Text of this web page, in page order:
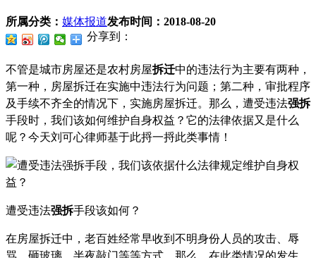
所属分类： 媒体报道发布时间： 2018-08-20
分享到：
不管是城市房屋还是农村房屋拆迁中的违法行为主要有两种，
第一种，房屋拆迁在实施中违法行为问题；第二种，审批程序
及手续不齐全的情况下，实施房屋拆迁。那么，遭受违法强拆
手段时，我们该如何维护自身权益？它的法律依据又是什么
呢？今天刘可心律师基于此捋一捋此类事情！
遭受违法强拆手段该如何？
在房屋拆迁中，老百姓经常早收到不明身份人员的攻击、辱
骂、砸玻璃、半夜敲门等等方式，那么，在此类情况的发生